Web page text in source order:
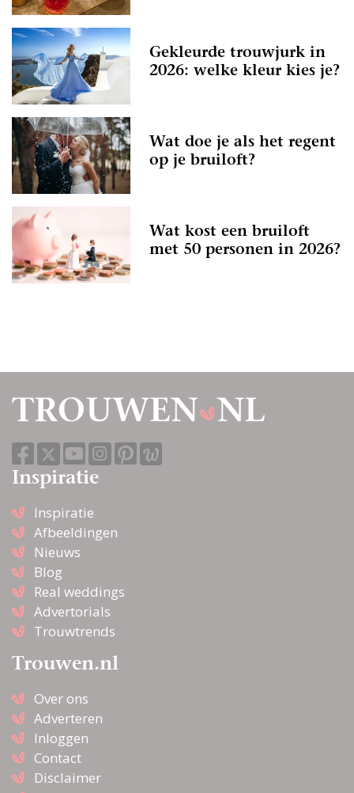
Gekleurde trouwjurk in
2026: welke kleur kies je?
Wat doe je als het regent
op je bruiloft?
Wat kost een bruiloft
met 50 personen in 2026?
Inspiratie
Inspiratie
Afbeeldingen
Nieuws
Blog
Real weddings
Advertorials
Trouwtrends
Trouwen.nl
Over ons
Adverteren
Inloggen
Contact
Disclaimer